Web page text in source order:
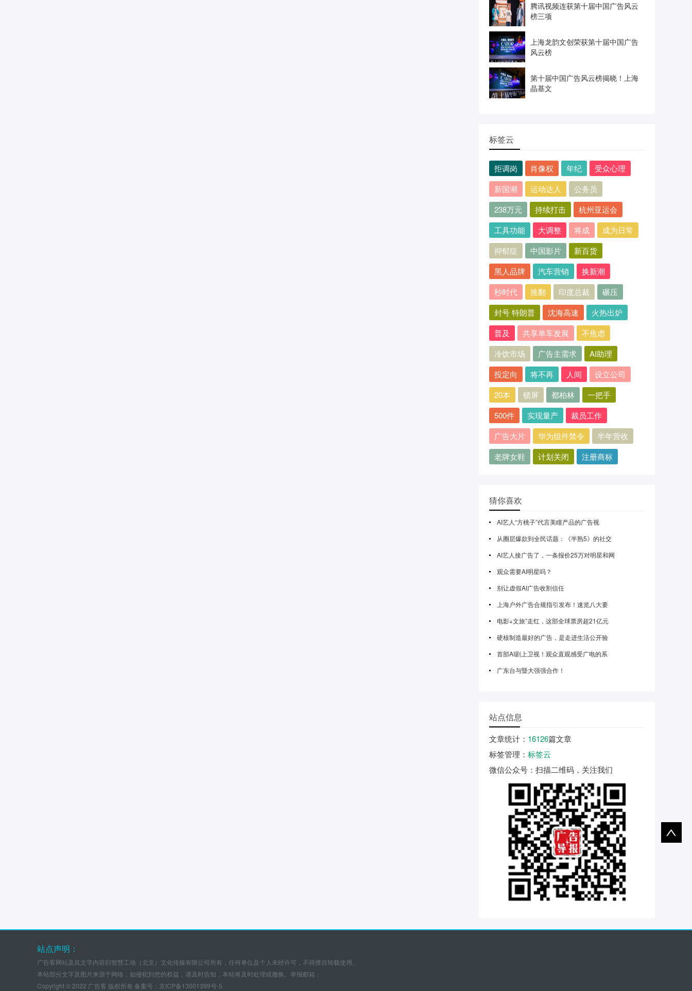
腾讯视频连获第十届中国广告风云
榜三项
上海龙韵文创荣获第十届中国广告
风云榜
第十届中国广告风云榜揭晓！上海
晶基文
标签云
拒调岗 肖像权 年纪
受众心理
新国潮
运动达人
公务员
238万元
持续打击
杭州亚运会
工具功能
大调整 将成
成为日常
抑郁症
中国影片
新百货
黑人品牌
汽车营销
换新潮
秒时代
推翻 印度总裁
碾压
封号 特朗普
沈海高速
火热出炉
普及
共享单车发展
不焦虑
冷饮市场
广告主需求
AI助理
投定向
将不再 人间
设立公司
20本
锁屏 都柏林
一把手
500件
实现量产
裁员工作
广告大片
华为组件禁令
半年营收
老牌女鞋
计划关闭 注册商标
猜你喜欢
AI艺人“方桃子”代言美瞳产品的广告视
从圈层爆款到全民话题：《半熟5》的社交
AI艺人接广告了，一条报价25万对明星和网
观众需要AI明星吗？
别让虚假AI广告收割信任
上海户外广告合规指引发布！速览八大要
电影+文旅”走红，这部全球票房超21亿元
硬核制造最好的广告，是走进生活公开验
首部AI剧上卫视！观众直观感受广电的系
广东台与暨大强强合作！
站点信息
文章统计 ： 16126篇文章
标签管理 ： 标签云
微信公众号 ：扫描二维码，关注我们
站点声明：
广告客网站及其文字内容归智慧工场（北京）文化传媒有限公司所有，任何单位及个人未经许可，不得擅自转载使用。
本站部分文字及图片来源于网络，如侵犯到您的权益，请及时告知，本站将及时处理或撤换。举报邮箱：
Copyright © 2022 广告客 版权所有 备案号： 京ICP备13001399号-5